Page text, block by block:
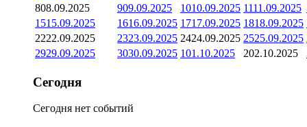
808.09.2025 909.09.2025 1010.09.2025 1111.09.2025
1515.09.2025 1616.09.2025 1717.09.2025 1818.09.2025
2222.09.2025 2323.09.2025 2424.09.2025 2525.09.2025
2929.09.2025 3030.09.2025 101.10.2025 202.10.2025
Сегодня
Сегодня нет событий